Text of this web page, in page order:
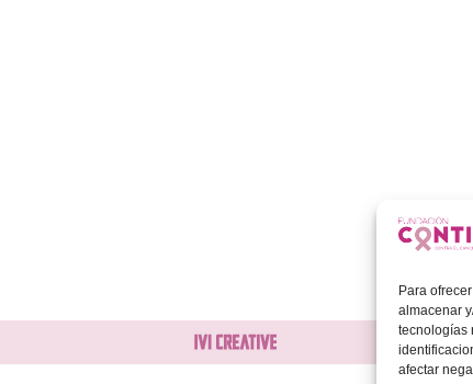
Para
almacenar
tecnologías
afectar